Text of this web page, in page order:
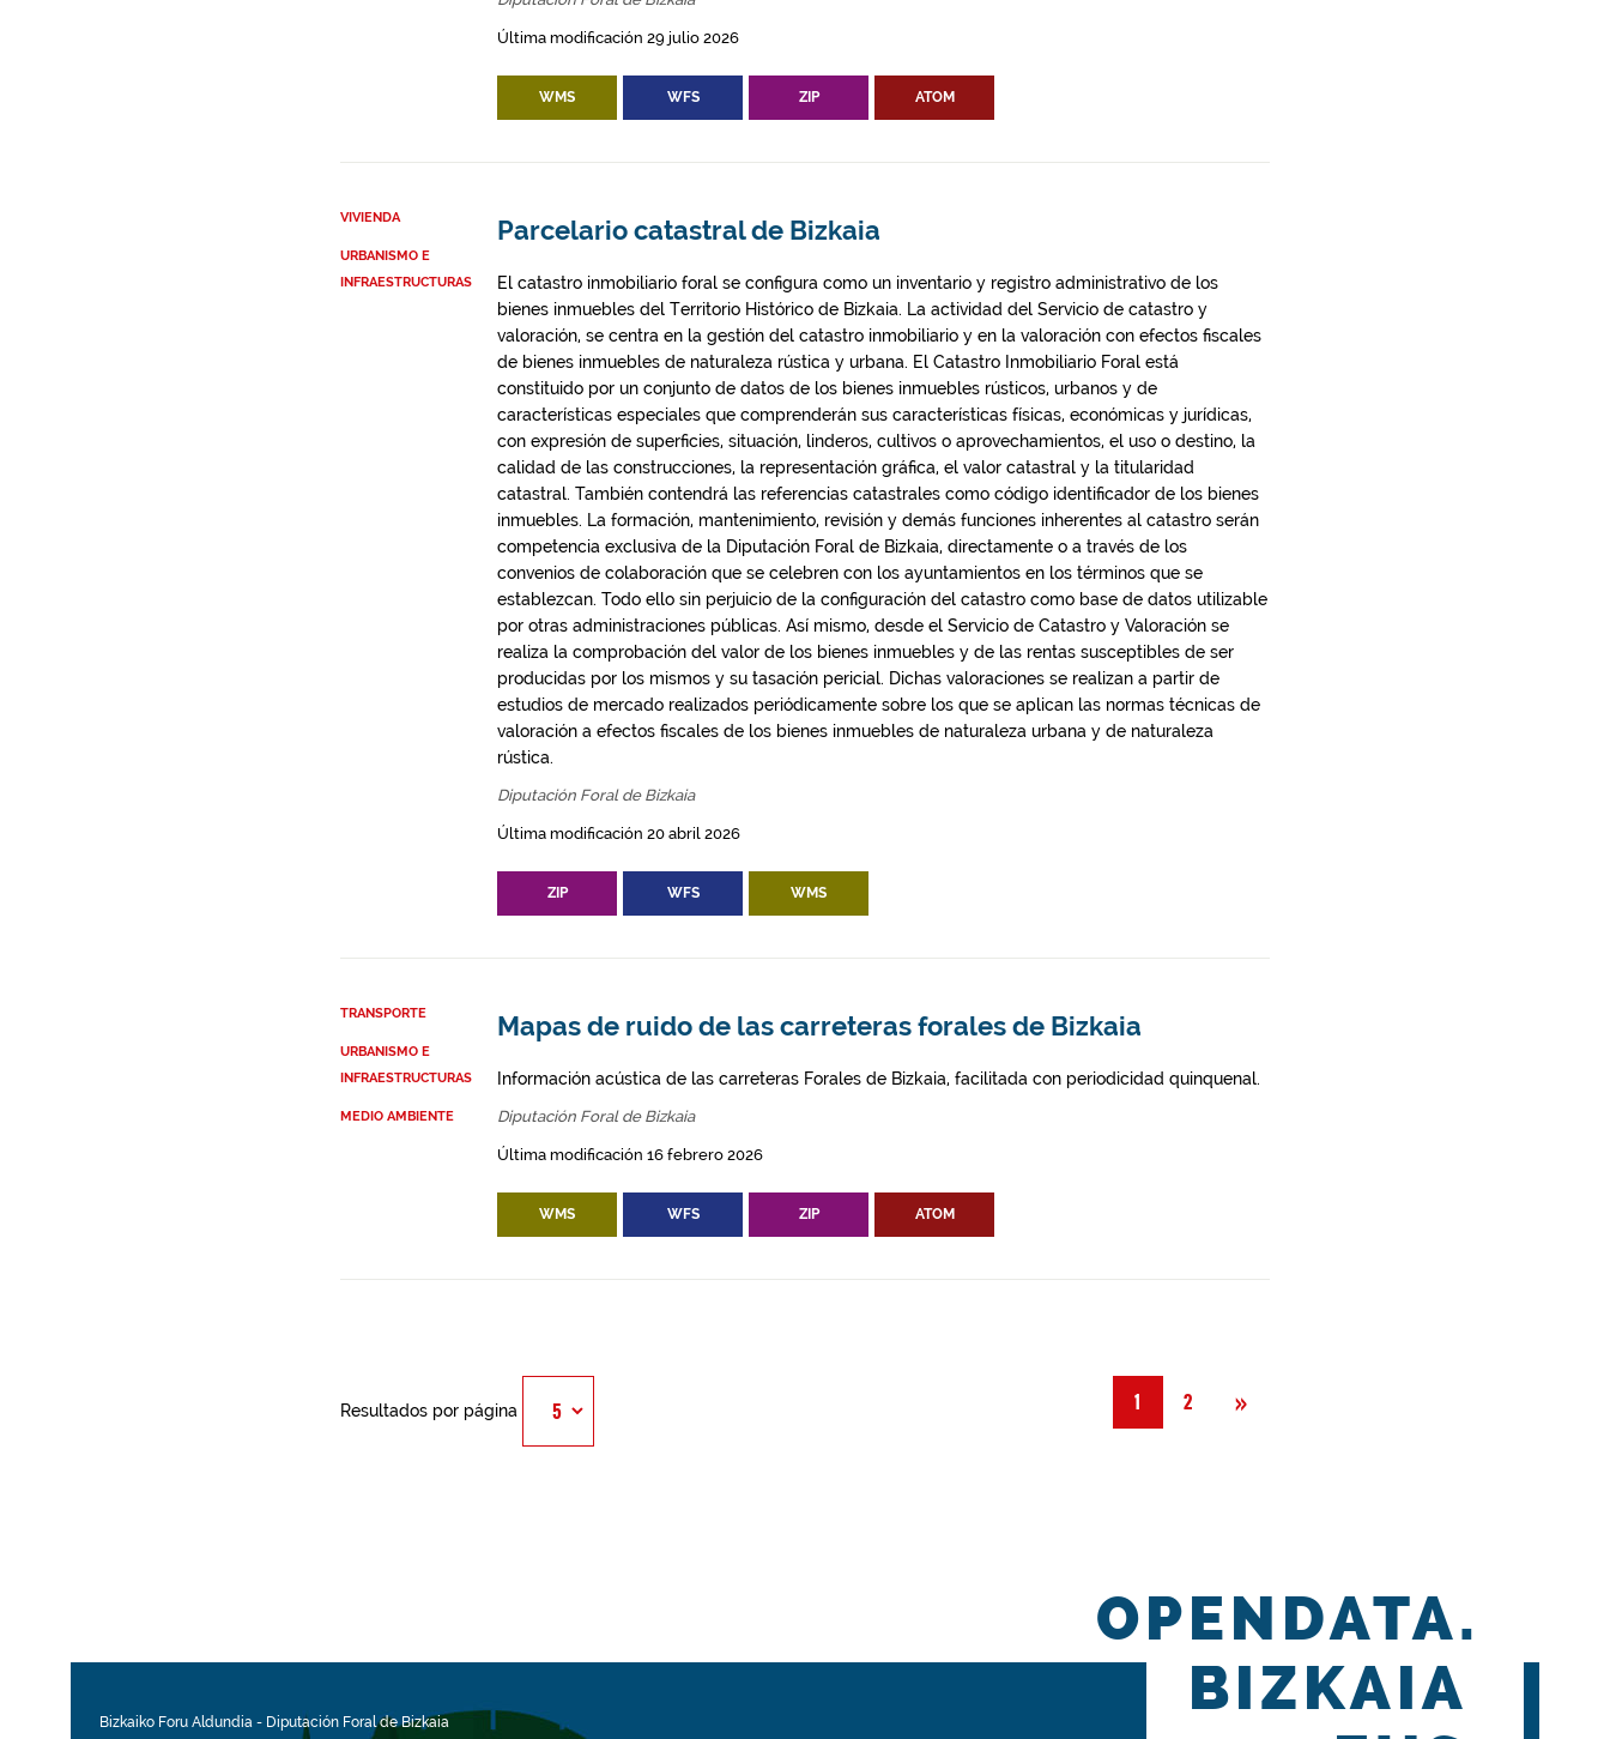
Última modificación 29 julio 2026
WMS WFS ZIP ATOM
VIVIENDA
URBANISMO E
INFRAESTRUCTURAS
Parcelario catastral de Bizkaia
El catastro inmobiliario foral se configura como un inventario y registro administrativo de los
bienes inmuebles del Territorio Histórico de Bizkaia. La actividad del Servicio de catastro y
valoración, se centra en la gestión del catastro inmobiliario y en la valoración con efectos fiscales
de bienes inmuebles de naturaleza rústica y urbana. El Catastro Inmobiliario Foral está
constituido por un conjunto de datos de los bienes inmuebles rústicos, urbanos y de
características especiales que comprenderán sus características físicas, económicas y jurídicas,
con expresión de superficies, situación, linderos, cultivos o aprovechamientos, el uso o destino, la
calidad de las construcciones, la representación gráfica, el valor catastral y la titularidad
catastral. También contendrá las referencias catastrales como código identificador de los bienes
inmuebles. La formación, mantenimiento, revisión y demás funciones inherentes al catastro serán
competencia exclusiva de la Diputación Foral de Bizkaia, directamente o a través de los
convenios de colaboración que se celebren con los ayuntamientos en los términos que se
establezcan. Todo ello sin perjuicio de la configuración del catastro como base de datos utilizable
por otras administraciones públicas. Así mismo, desde el Servicio de Catastro y Valoración se
realiza la comprobación del valor de los bienes inmuebles y de las rentas susceptibles de ser
producidas por los mismos y su tasación pericial. Dichas valoraciones se realizan a partir de
estudios de mercado realizados periódicamente sobre los que se aplican las normas técnicas de
valoración a efectos fiscales de los bienes inmuebles de naturaleza urbana y de naturaleza
rústica.
Diputación Foral de Bizkaia
Última modificación 20 abril 2026
ZIP WFS WMS
TRANSPORTE
URBANISMO E
INFRAESTRUCTURAS
MEDIO AMBIENTE
Mapas de ruido de las carreteras forales de Bizkaia
Información acústica de las carreteras Forales de Bizkaia, facilitada con periodicidad quinquenal.
Diputación Foral de Bizkaia
Última modificación 16 febrero 2026
WMS WFS ZIP ATOM
1 2 »
Resultados por página
Bizkaiko Foru Aldundia - Diputación Foral de Bizkaia
OPENDATA.
BIZKAIA